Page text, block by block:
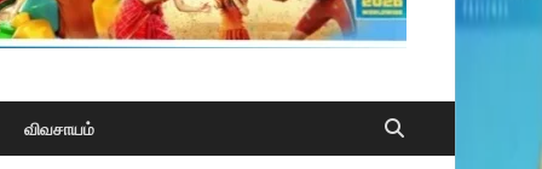
விவசாயம்